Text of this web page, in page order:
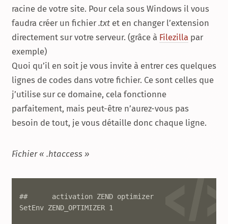
racine de votre site. Pour cela sous Windows il vous
faudra créer un fichier.txt et en changer l’extension
directement sur votre serveur. (grâce à Filezilla par
exemple)
Quoi qu’il en soit je vous invite à entrer ces quelques
lignes de codes dans votre fichier. Ce sont celles que
j’utilise sur ce domaine, cela fonctionne
parfaitement, mais peut-être n’aurez-vous pas
besoin de tout, je vous détaille donc chaque ligne.
Fichier « .htaccess »
##	activation ZEND optimizer
SetEnv ZEND_OPTIMIZER 1